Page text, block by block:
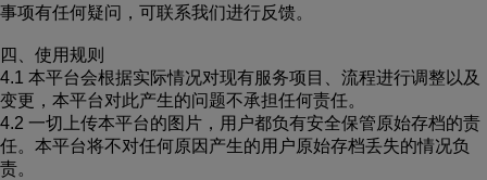
事项有任何疑问，可联系我们进行反馈。
四、使用规则
4.1 本平台会根据实际情况对现有服务项目、流程进行调整以及
变更，本平台对此产生的问题不承担任何责任。
4.2 一切上传本平台的图片，用户都负有安全保管原始存档的责
任。本平台将不对任何原因产生的用户原始存档丢失的情况负
责。